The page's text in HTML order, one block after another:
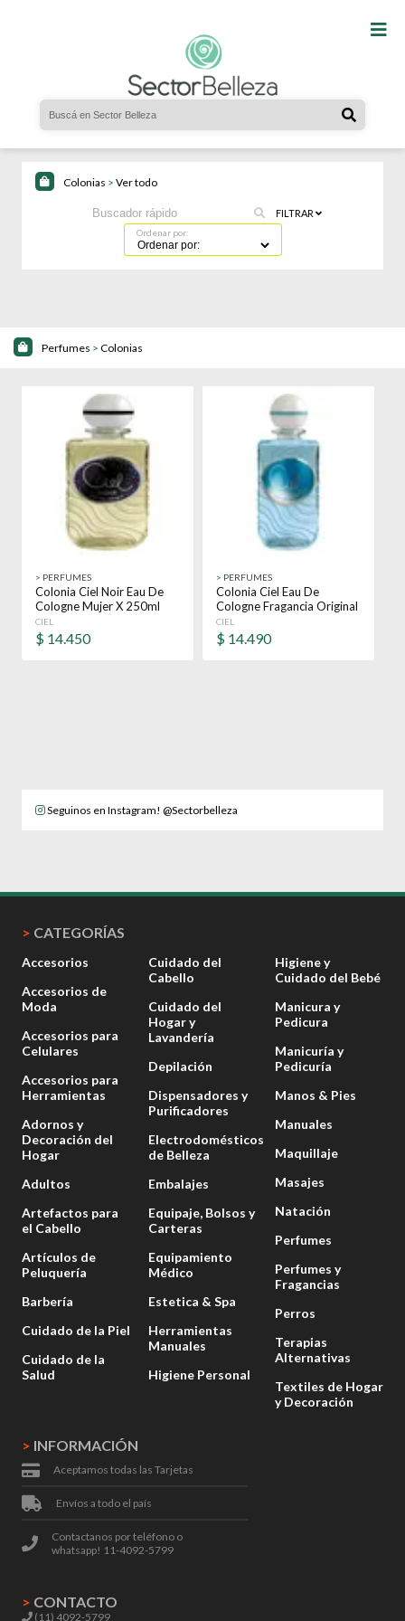
Colonias > Ver todo
Ordenar por:
FILTRAR
Perfumes > Colonias
> PERFUMES
Colonia Ciel Noir Eau De
Cologne Mujer X 250ml
Fragancia
CIEL
$ 14.450
> PERFUMES
Colonia Ciel Eau De
Cologne Fragancia Original
X 250 Ml
CIEL
$ 14.490
Seguinos en Instagram! @Sectorbelleza
> INFORMACIÓN
Aceptamos todas las Tarjetas
Envíos a todo el país
Contactanos por teléfono o
whatsapp! 11-4092-5799
> CATEGORÍAS
Accesorios
Accesorios de
Moda
Accesorios para
Celulares
Accesorios para
Herramientas
Adornos y
Decoración del
Hogar
Adultos
Artefactos para
el Cabello
Artículos de
Peluquería
Barbería
Cuidado de la Piel
Cuidado de la
Salud
Cuidado del
Cabello
Cuidado del
Hogar y
Lavandería
Depilación
Dispensadores y
Purificadores
Electrodomésticos
de Belleza
Embalajes
Equipaje, Bolsos y
Carteras
Equipamiento
Médico
Estetica & Spa
Herramientas
Manuales
Higiene Personal
Higiene y
Cuidado del Bebé
Manicura y
Pedicura
Manicuría y
Pedicuría
Manos & Pies
Manuales
Maquillaje
Masajes
Natación
Perfumes
Perfumes y
Fragancias
Perros
Terapias
Alternativas
Textiles de Hogar
y Decoración
> CONTACTO
(11) 4092-5799